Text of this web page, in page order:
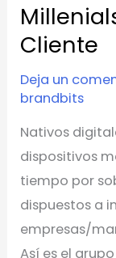
Cliente
Deja un
brandbits
Nativos
dispositivos
tiempo por
dispuestos a
empresas/
Así es el